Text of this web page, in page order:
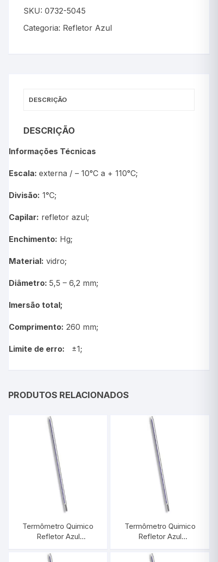
SKU:0732-5045
Categoria: Refletor Azul
DESCRIÇÃO
DESCRIÇÃO
Informações Técnicas
Escala:externa / – 10°C a + 110°C;
Divisão: 1°C;
Capilar: refletor azul;
Enchimento: Hg;
Material: vidro;
Diâmetro:5,5 – 6,2 mm;
Imersão total;
Comprimento: 260 mm;
Limite de erro: ±1;
PRODUTOS RELACIONADOS
Termômetro Quimico
Refletor Azul
INCOTERM 5050
Termômetro Quimico
Refletor Azul
INCOTERM 5046